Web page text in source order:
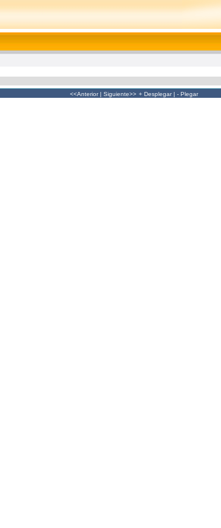
<<Anterior| Siguiente>> + Desplegar| - Plegar